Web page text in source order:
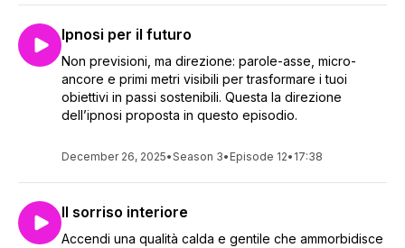
Ipnosi per il futuro
Non previsioni, ma direzione: parole-asse, micro-
ancore e primi metri visibili per trasformare i tuoi
obiettivi in passi sostenibili. Questa la direzione
dell’ipnosi proposta in questo episodio.
December 26, 2025•Season 3• Episode 12• 17:38
Il sorriso interiore
Accendi una qualità calda e gentile che ammorbidisce